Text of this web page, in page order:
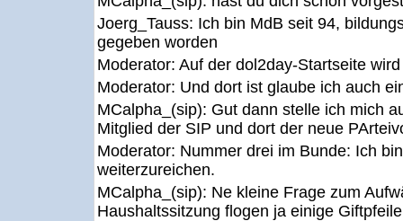
Joerg_Tauss: Ich bin MdB seit 94,
gegeben worden
Moderator: Auf der dol2day-Startseite
Moderator: Und dort ist glaube ich auch
MCalpha_(sip): Gut dann stelle ich mich
Mitglied der SIP und dort der neue
Moderator: Nummer drei im Bunde: Ich
weiterzureichen.
MCalpha_(sip): Ne kleine Frage zum
Haushaltssitzung flogen ja einige